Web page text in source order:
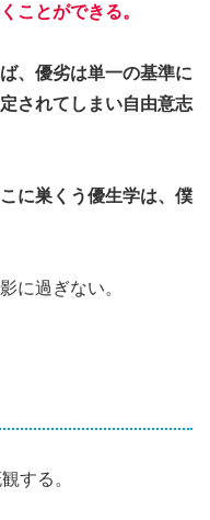
ことができる。
、優劣は単一の基準に
されてしまい自由意志
に巣くう優生学は、僕
に過ぎない。
する。